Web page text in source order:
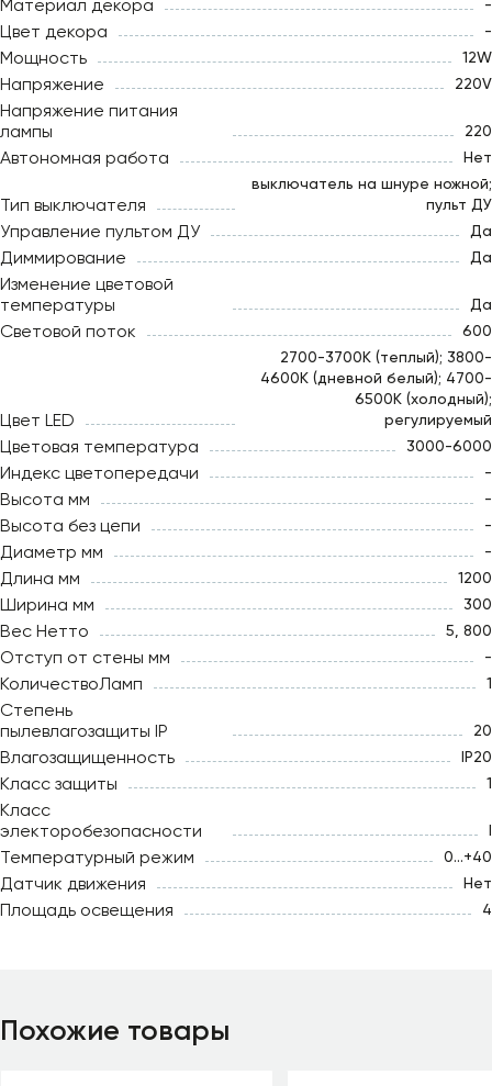
Материал декора -
Цвет декора -
Мощность 12W
Напряжение 220V
Напряжение питания
лампы
220
Автономная работа Нет
Тип выключателя
выключатель на шнуре ножной;
пульт ДУ
Управление пультом ДУ Да
Диммирование Да
Изменение цветовой
температуры
Да
Световой поток 600
Цвет LED
2700-3700К (теплый); 3800-
4600К (дневной белый); 4700-
6500К (холодный);
регулируемый
Цветовая температура 3000-6000
Индекс цветопередачи -
Высота мм -
Высота без цепи -
Диаметр мм -
Длина мм 1200
Ширина мм 300
Вес Нетто 5, 800
Отступ от стены мм -
КоличествоЛамп 1
Степень
пылевлагозащиты IP
20
Влагозащищенность IP20
Класс защиты 1
Класс
электоробезопасности
I
Температурный режим 0...+40
Датчик движения Нет
Площадь освещения 4
Похожие товары